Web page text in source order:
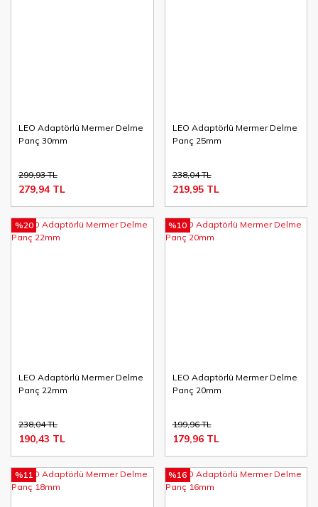
LEO Adaptörlü Mermer Delme
Panç 30mm
299,93 TL
279,94 TL
LEO Adaptörlü Mermer Delme
Panç 25mm
238,04 TL
219,95 TL
LEO Adaptörlü Mermer Delme
Panç 22mm
%20
238,04 TL
190,43 TL
LEO Adaptörlü Mermer Delme
Panç 20mm
%10
199,96 TL
179,96 TL
%11 %16